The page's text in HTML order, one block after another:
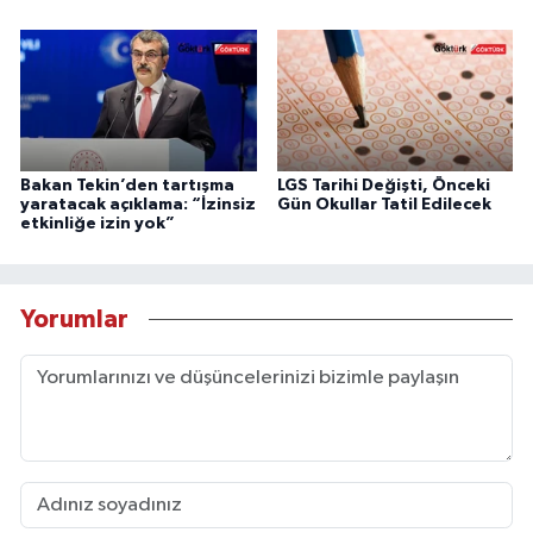
Bakan Tekin’den tartışma
yaratacak açıklama: “İzinsiz
etkinliğe izin yok”
LGS Tarihi Değişti, Önceki
Gün Okullar Tatil Edilecek
Yorumlar